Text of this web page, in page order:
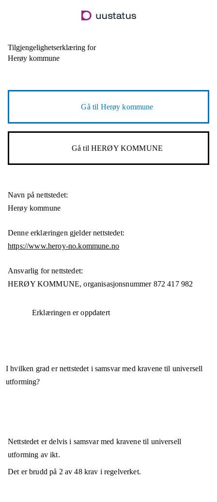
til
Tilgjengelighetserklæring for
Herøy kommune
Gå til Herøy kommune
Gå tilHERØY KOMMUNE
Navn på nettstedet:
Herøy kommune
Denne erklæringen gjelder nettstedet:
https://www.heroy-no.kommune.no
Ansvarlig for nettstedet:
HERØY KOMMUNE,organisasjonsnummer 872 417 982
Erklæringen er oppdatert
I hvilken grad er nettstedet i samsvar med kravene til universell
utforming?
Nettstedet erdelvis i samsvarmed kravene til universell
utforming av ikt.
Det er brudd på 2av48krav i regelverket.